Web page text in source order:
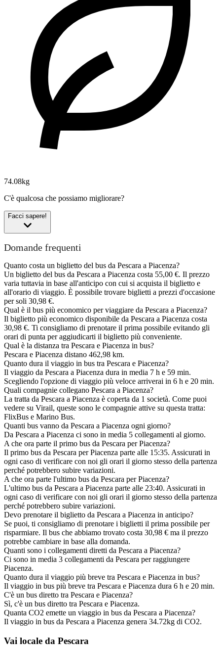
74.08kg
C'è qualcosa che possiamo migliorare?
Facci sapere!
Domande frequenti
Quanto costa un biglietto del bus da Pescara a Piacenza?
Un biglietto del bus da Pescara a Piacenza costa 55,00 €. Il prezzo
varia tuttavia in base all'anticipo con cui si acquista il biglietto e
all'orario di viaggio. È possibile trovare biglietti a prezzi d'occasione
per soli 30,98 €.
Qual è il bus più economico per viaggiare da Pescara a Piacenza?
Il biglietto più economico disponibile da Pescara a Piacenza costa
30,98 €. Ti consigliamo di prenotare il prima possibile evitando gli
orari di punta per aggiudicarti il biglietto più conveniente.
Qual è la distanza tra Pescara e Piacenza in bus?
Pescara e Piacenza distano 462,98 km.
Quanto dura il viaggio in bus tra Pescara e Piacenza?
Il viaggio da Pescara a Piacenza dura in media 7 h e 59 min.
Scegliendo l'opzione di viaggio più veloce arriverai in 6 h e 20 min.
Quali compagnie collegano Pescara a Piacenza?
La tratta da Pescara a Piacenza è coperta da 1 società. Come puoi
vedere su Virail, queste sono le compagnie attive su questa tratta:
FlixBus e Marino Bus.
Quanti bus vanno da Pescara a Piacenza ogni giorno?
Da Pescara a Piacenza ci sono in media 5 collegamenti al giorno.
A che ora parte il primo bus da Pescara per Piacenza?
Il primo bus da Pescara per Piacenza parte alle 15:35. Assicurati in
ogni caso di verificare con noi gli orari il giorno stesso della partenza
perché potrebbero subire variazioni.
A che ora parte l'ultimo bus da Pescara per Piacenza?
L'ultimo bus da Pescara a Piacenza parte alle 23:40. Assicurati in
ogni caso di verificare con noi gli orari il giorno stesso della partenza
perché potrebbero subire variazioni.
Devo prenotare il biglietto da Pescara a Piacenza in anticipo?
Se puoi, ti consigliamo di prenotare i biglietti il prima possibile per
risparmiare. Il bus che abbiamo trovato costa 30,98 € ma il prezzo
potrebbe cambiare in base alla domanda.
Quanti sono i collegamenti diretti da Pescara a Piacenza?
Ci sono in media 3 collegamenti da Pescara per raggiungere
Piacenza.
Quanto dura il viaggio più breve tra Pescara e Piacenza in bus?
Il viaggio in bus più breve tra Pescara e Piacenza dura 6 h e 20 min.
C'è un bus diretto tra Pescara e Piacenza?
Sì, c'è un bus diretto tra Pescara e Piacenza.
Quanta CO2 emette un viaggio in bus da Pescara a Piacenza?
Il viaggio in bus da Pescara a Piacenza genera 34.72kg di CO2.
Vai locale da Pescara